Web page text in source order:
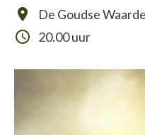
De Goudse
20.00 uur